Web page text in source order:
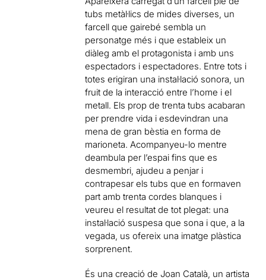
tubs metàl·lics de mides diverses, un
farcell que gairebé sembla un
personatge més i que estableix un
diàleg amb el protagonista i amb uns
espectadors i espectadores. Entre tots i
totes erigiran una instal·lació sonora, un
fruit de la interacció entre l’home i el
metall. Els prop de trenta tubs acabaran
per prendre vida i esdevindran una
mena de gran bèstia en forma de
marioneta. Acompanyeu-lo mentre
deambula per l’espai fins que es
desmembri, ajudeu a penjar i
contrapesar els tubs que en formaven
part amb trenta cordes blanques i
veureu el resultat de tot plegat: una
instal·lació suspesa que sona i que, a la
vegada, us ofereix una imatge plàstica
sorprenent.
És una creació de Joan Català, un artista